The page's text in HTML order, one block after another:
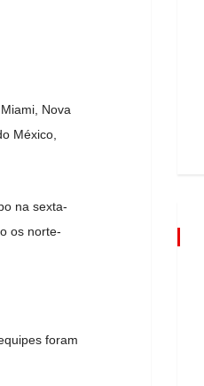
Nova
México,
na sexta-
os norte-
foram